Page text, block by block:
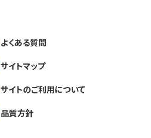
よくある質問
サイトマップ
サイトのご利用について
品質方針